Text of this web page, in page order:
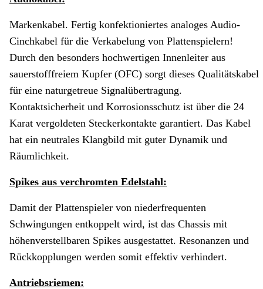
Markenkabel. Fertig konfektioniertes analoges Audio-
Cinchkabel für die Verkabelung von Plattenspielern!
Durch den besonders hochwertigen Innenleiter aus
sauerstofffreiem Kupfer (OFC) sorgt dieses Qualitätskabel
für eine naturgetreue Signalübertragung.
Kontaktsicherheit und Korrosionsschutz ist über die 24
Karat vergoldeten Steckerkontakte garantiert. Das Kabel
hat ein neutrales Klangbild mit guter Dynamik und
Räumlichkeit.
Spikes aus verchromten Edelstahl:
Damit der Plattenspieler von niederfrequenten
Schwingungen entkoppelt wird, ist das Chassis mit
höhenverstellbaren Spikes ausgestattet. Resonanzen und
Rückkopplungen werden somit effektiv verhindert.
Antriebsriemen: